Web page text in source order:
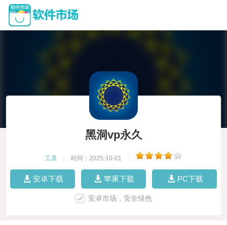
黑洞vp永久
工具 时间：2025-10-01
安卓下载 苹果下载 PC下载
安卓市场，安全绿色